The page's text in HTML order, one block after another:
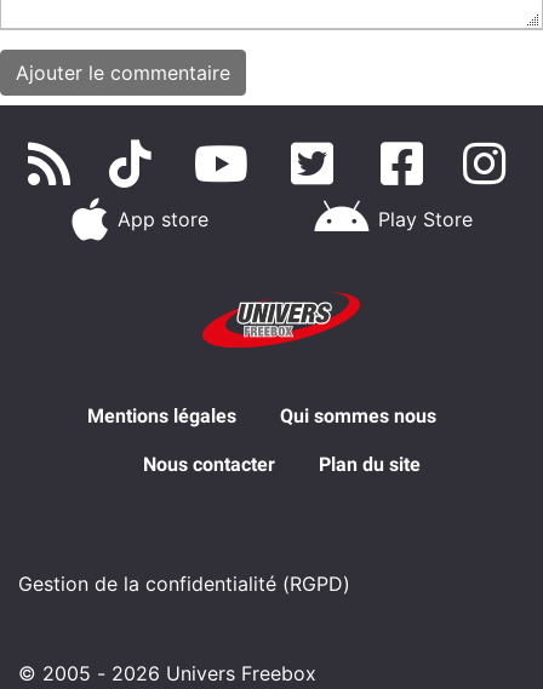
App store Play Store
Mentions légales Qui sommes nous
Nous contacter Plan du site
Gestion de la confidentialité (RGPD)
© 2005 - 2026 Univers Freebox